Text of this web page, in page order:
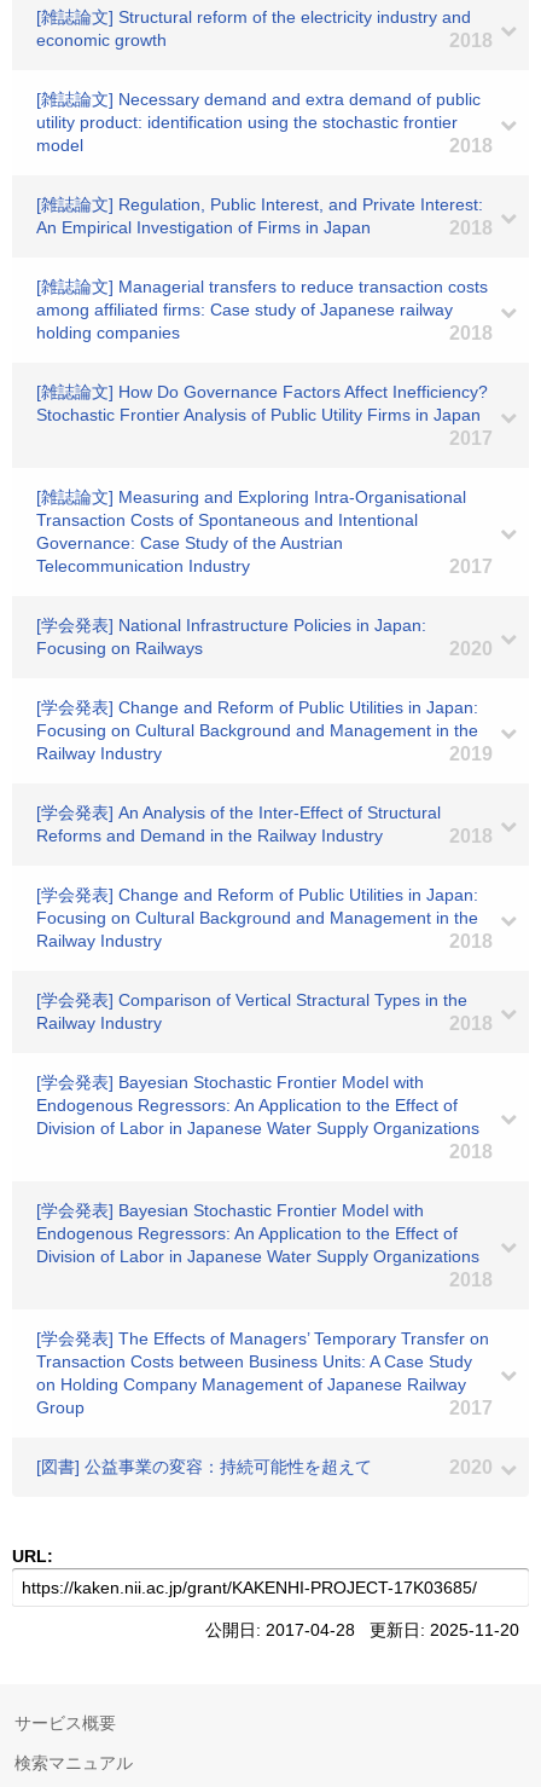
[雑誌論文] Structural reform of the electricity industry and
economic growth
2018
[雑誌論文] Necessary demand and extra demand of public
utility product: identification using the stochastic frontier
model
2018
[雑誌論文] Regulation, Public Interest, and Private Interest:
An Empirical Investigation of Firms in Japan
2018
[雑誌論文] Managerial transfers to reduce transaction costs
among affiliated firms: Case study of Japanese railway
holding companies
2018
[雑誌論文] How Do Governance Factors Affect Inefficiency?
Stochastic Frontier Analysis of Public Utility Firms in Japan
2017
[雑誌論文] Measuring and Exploring Intra-Organisational
Transaction Costs of Spontaneous and Intentional
Governance: Case Study of the Austrian
Telecommunication Industry
2017
[学会発表] National Infrastructure Policies in Japan:
Focusing on Railways
2020
[学会発表] Change and Reform of Public Utilities in Japan:
Focusing on Cultural Background and Management in the
Railway Industry
2019
[学会発表] An Analysis of the Inter-Effect of Structural
Reforms and Demand in the Railway Industry
2018
[学会発表] Change and Reform of Public Utilities in Japan:
Focusing on Cultural Background and Management in the
Railway Industry
2018
[学会発表] Comparison of Vertical Stractural Types in the
Railway Industry
2018
[学会発表] Bayesian Stochastic Frontier Model with
Endogenous Regressors: An Application to the Effect of
Division of Labor in Japanese Water Supply Organizations
2018
[学会発表] Bayesian Stochastic Frontier Model with
Endogenous Regressors: An Application to the Effect of
Division of Labor in Japanese Water Supply Organizations
2018
[学会発表] The Effects of Managers’ Temporary Transfer on
Transaction Costs between Business Units: A Case Study
on Holding Company Management of Japanese Railway
Group
2017
[図書] 公益事業の変容：持続可能性を超えて 2020
URL:
公開日: 2017-04-28 更新日: 2025-11-20
サービス概要
検索マニュアル